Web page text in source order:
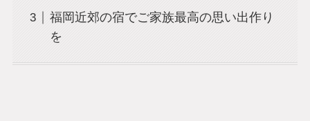
福岡近郊の宿でご家族最高の思い出作り
を